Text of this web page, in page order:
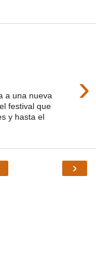
›
a una nueva
festival que
y hasta el
›